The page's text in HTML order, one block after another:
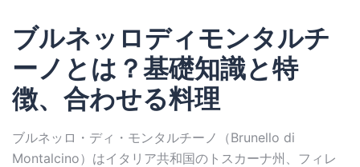
ブルネッロディモンタルチ
ーノとは？基礎知識と特
徴、合わせる料理
ブルネッロ・ディ・モンタルチーノ（Brunello di
Montalcino）はイタリア共和国のトスカーナ州、フィレ